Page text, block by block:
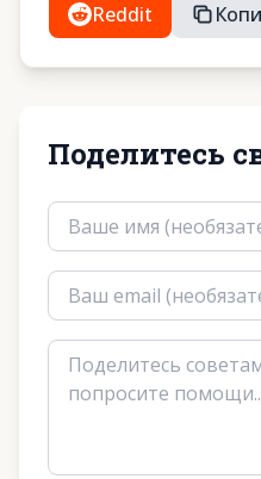
Reddit
Поделитесь